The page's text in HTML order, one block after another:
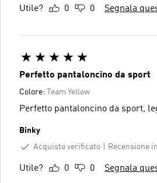
Utile? 0 0 Segnala
Perfetto pantaloncino da sport
Colore: Team Yellow
Perfetto pantaloncino da sport,
Binky
Acquisto verificato
Recensione
Utile? 0 0 Segnala